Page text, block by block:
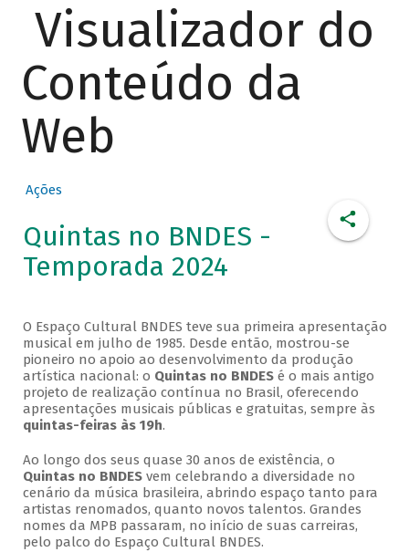
Visualizador do
Conteúdo da
Web
Ações
Quintas no BNDES -
Temporada 2024
O Espaço Cultural BNDES teve sua primeira apresentação
musical em julho de 1985. Desde então, mostrou-se
pioneiro no apoio ao desenvolvimento da produção
artística nacional: o Quintas no BNDESé o mais antigo
projeto de realização contínua no Brasil, oferecendo
apresentações musicais públicas e gratuitas, sempre às
quintas-feiras às 19h.
Ao longo dos seus quase 30 anos de existência, o
Quintas no BNDESvem celebrando a diversidade no
cenário da música brasileira, abrindo espaço tanto para
artistas renomados, quanto novos talentos. Grandes
nomes da MPB passaram, no início de suas carreiras,
pelo palco do Espaço Cultural BNDES.